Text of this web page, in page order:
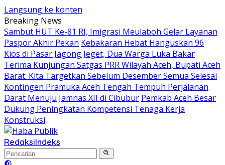
Langsung ke konten
Breaking News
Sambut HUT Ke-81 RI, Imigrasi Meulaboh Gelar Layanan
Paspor Akhir Pekan Kebakaran Hebat Hanguskan 96
Kios di Pasar Jagong Jeget, Dua Warga Luka Bakar
Terima Kunjungan Satgas PRR Wilayah Aceh, Bupati Aceh
Barat: Kita Targetkan Sebelum Desember Semua Selesai
Kontingen Pramuka Aceh Tengah Tempuh Perjalanan
Darat Menuju Jamnas XII di Cibubur Pemkab Aceh Besar
Dukung Peningkatan Kompetensi Tenaga Kerja
Konstruksi
RedaksiIndeks